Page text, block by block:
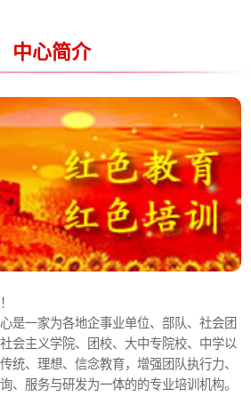
中心简介
一家为各地企事业单位、部队、社会团
会主义学院、团校、大中专院校、中学以
统、理想、信念教育，增强团队执行力、
、服务与研发为一体的的专业培训机构。